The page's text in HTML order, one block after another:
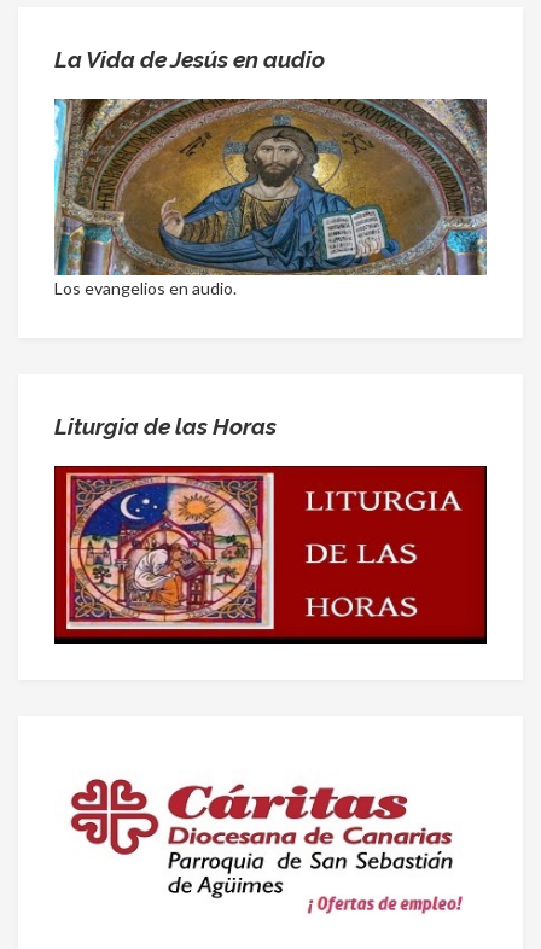
La Vida de Jesús en audio
Los evangelios en audio.
Liturgia de las Horas